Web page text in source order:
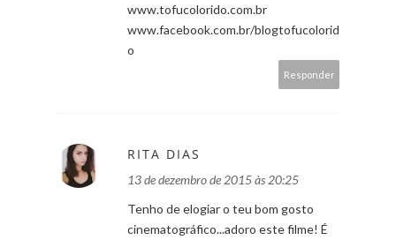
www.tofucolorido.com.br
www.facebook.com.br/blogtofucolorid
o
Responder
RITA DIAS
13 de dezembro de 2015 às 20:25
Tenho de elogiar o teu bom gosto
cinematográfico...adoro este filme! É